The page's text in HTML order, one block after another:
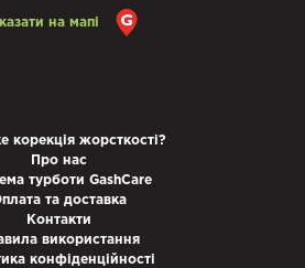
на мапі
корекція жорсткості?
Про нас
турботи GashCare
та доставка
Контакти
використання
конфіденційності